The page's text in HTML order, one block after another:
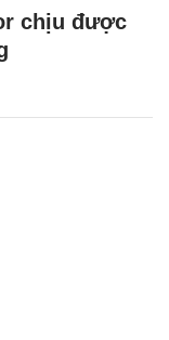
chịu được